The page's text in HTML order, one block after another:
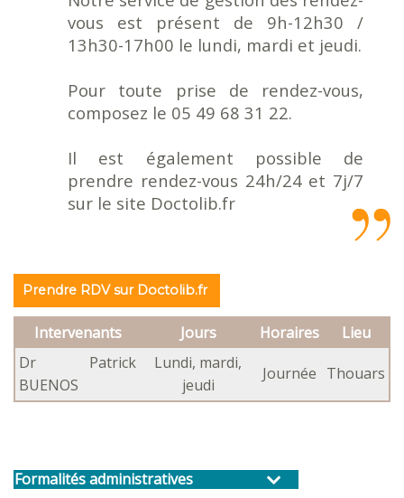
vous est présent de 9h-12h30 /
13h30-17h00 le lundi, mardi et jeudi.
Pour toute prise de rendez-vous,
composez le 05 49 68 31 22.
Il est également possible de
prendre rendez-vous 24h/24 et 7j/7
sur le site Doctolib.fr
Prendre RDV sur Doctolib.fr
Intervenants Jours Horaires
Lieu
Dr Patrick
BUENOS
Lundi, mardi,
jeudi
Journée Thouars
Formalités administratives